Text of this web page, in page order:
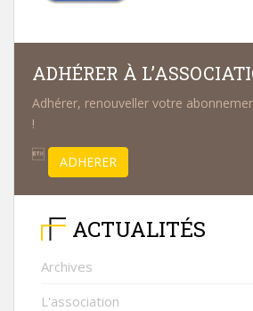
ADHÉRER À
Adhérer, renouveller votre
!

ADHERER
ACTUALITÉS
Archives
L'association